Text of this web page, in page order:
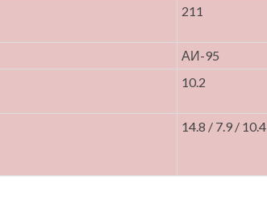
211
АИ-95
10.2
14.8 / 7.9 / 10.4